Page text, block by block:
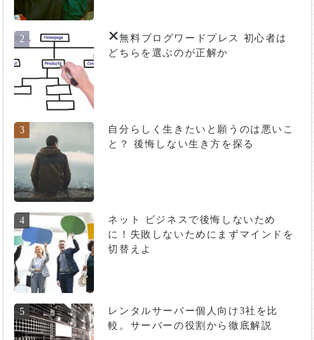
2 無料ブログ ワードプレス 初心者は
どちらを選ぶのが正解か
3
自分らしく生きたいと願うのは悪いこ
と？ 後悔しない生き方を探る
4
ネット ビジネスで後悔しないため
に！失敗しないためにまずマインドを
切替えよ
5
レンタルサーバー個人向け3社を比
較。サーバーの役割から徹底解説